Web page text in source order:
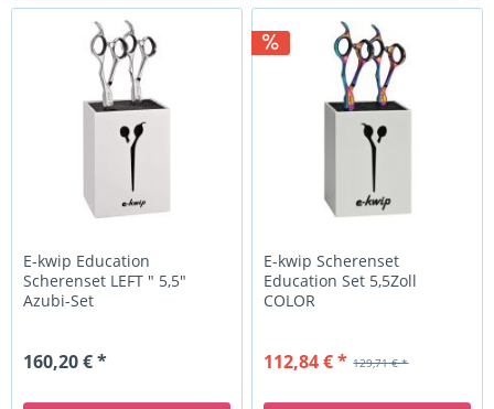
E-kwip Education
Scherenset LEFT " 5,5"
Azubi-Set
160,20 € *
E-kwip Scherenset
Education Set 5,5Zoll
COLOR
129,71 € *
112,84 € *